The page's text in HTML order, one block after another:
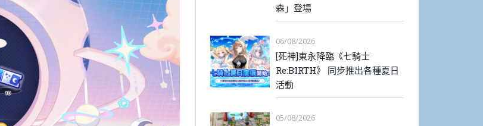
森」登場
06/08/2026
[死神]東永降臨《七騎士
Re:BIRTH》 同步推出各種夏日
活動
05/08/2026